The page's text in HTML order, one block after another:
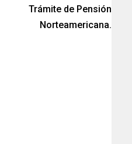
Trámite de Pensión
Norteamericana.